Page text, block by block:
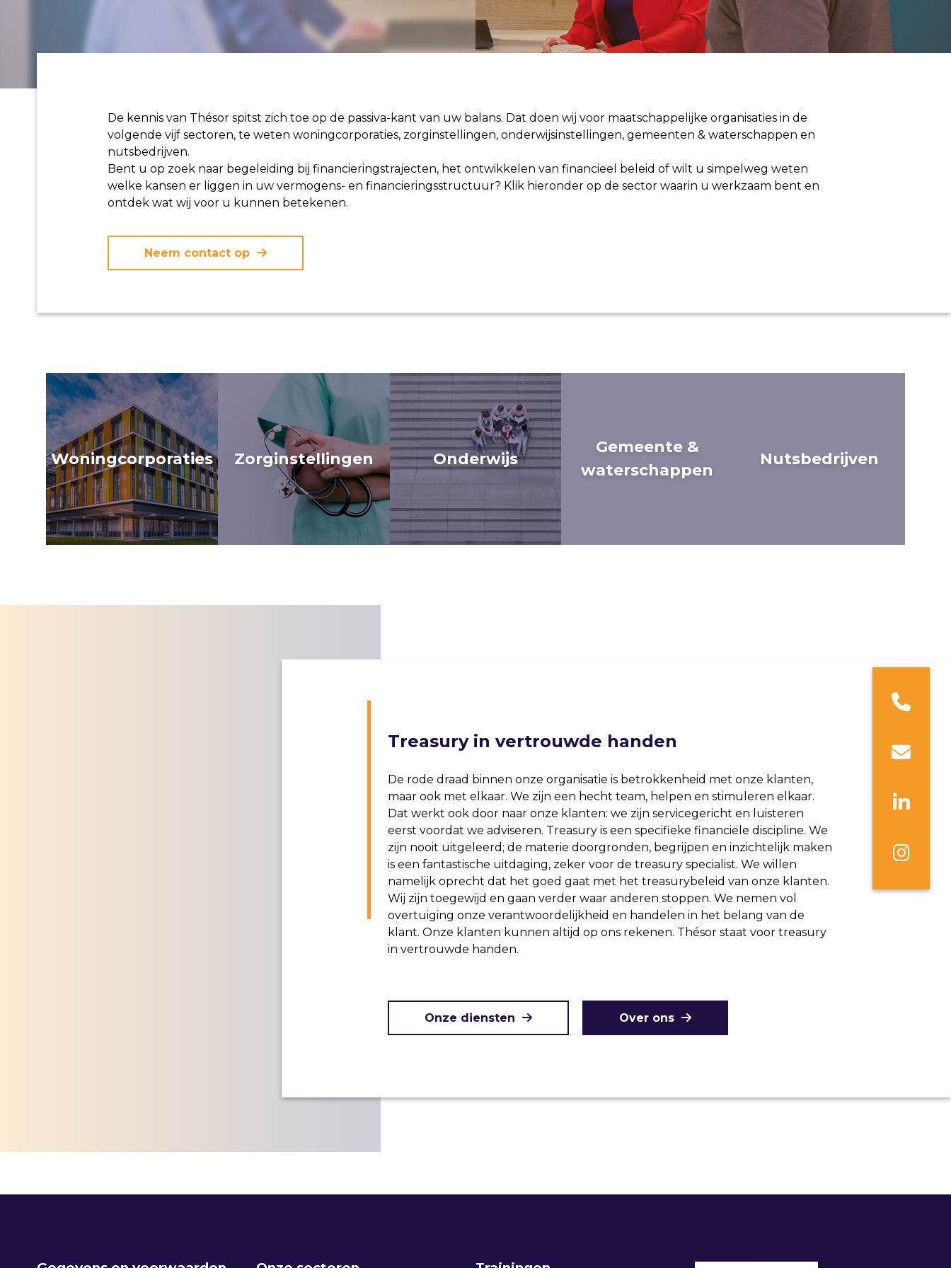
De kennis van Thésor spitst zich toe op de passiva-kant van uw balans. Dat doen wij voor maatschappelijke organisaties in de
volgende vijf sectoren, te weten woningcorporaties, zorginstellingen, onderwijsinstellingen, gemeenten & waterschappen en
nutsbedrijven.
Bent u op zoek naar begeleiding bij financieringstrajecten, het ontwikkelen van financieel beleid of wilt u simpelweg weten
welke kansen er liggen in uw vermogens- en financieringsstructuur? Klik hieronder op de sector waarin u werkzaam bent en
ontdek wat wij voor u kunnen betekenen.
Neem contact op
Woningcorporaties Zorginstellingen Onderwijs
Gemeente &
waterschappen
Nutsbedrijven
Treasury in vertrouwde handen
De rode draad binnen onze organisatie is betrokkenheid met onze klanten,
maar ook met elkaar. We zijn een hecht team, helpen en stimuleren elkaar.
Dat werkt ook door naar onze klanten: we zijn servicegericht en luisteren
eerst voordat we adviseren. Treasury is een specifieke financiële discipline. We
zijn nooit uitgeleerd; de materie doorgronden, begrijpen en inzichtelijk maken
is een fantastische uitdaging, zeker voor de treasury specialist. We willen
namelijk oprecht dat het goed gaat met het treasurybeleid van onze klanten.
Wij zijn toegewijd en gaan verder waar anderen stoppen. We nemen vol
overtuiging onze verantwoordelijkheid en handelen in het belang van de
klant. Onze klanten kunnen altijd op ons rekenen. Thésor staat voor treasury
in vertrouwde handen.
Onze diensten Over ons